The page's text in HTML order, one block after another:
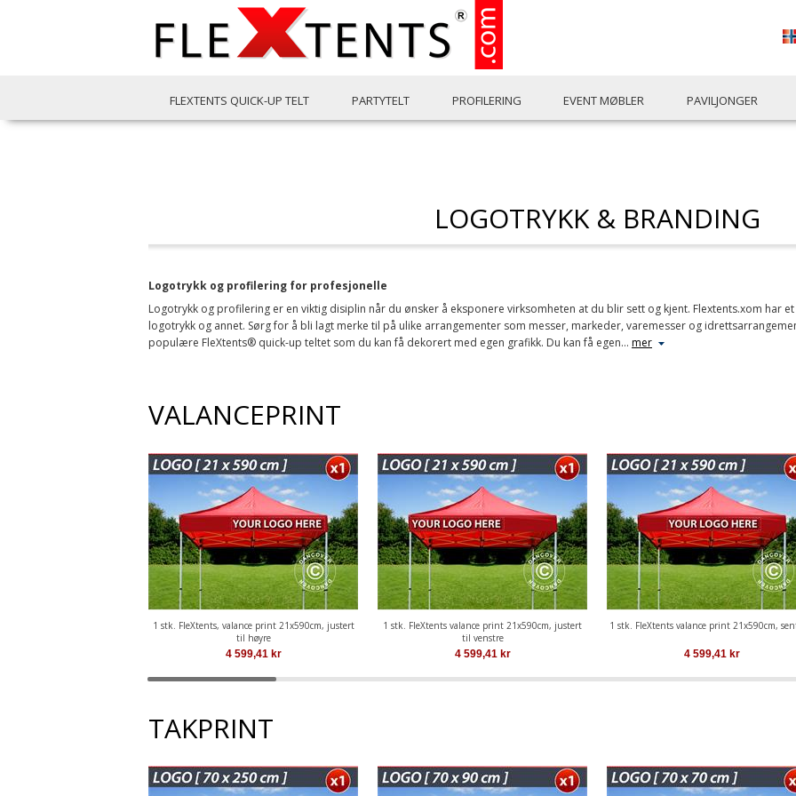
FLEXTENTS QUICK-UP TELT PARTYTELT PROFILERING EVENT MØBLER PAVILJONGER
LOGOTRYKK & BRANDING
Logotrykk og profilering for profesjonelle
Logotrykk og profilering er en viktig disiplin når du ønsker å eksponere virksomheten at du blir sett og kjent. Flextents.xom har
logotrykk og annet. Sørg for å bli lagt merke til på ulike arrangementer som messer, markeder, varemesser og
populære FleXtents® quick-up teltet som du kan få dekorert med egen grafikk. Du kan få egen… mer
VALANCEPRINT
1 stk. FleXtents, valance print 21x590cm, justert
til høyre
4 599,41 kr
1 stk. FleXtents valance print 21x590cm, justert
til venstre
4 599,41 kr
1 stk. FleXtents valance print 21x590cm,
4 599,41 kr
TAKPRINT